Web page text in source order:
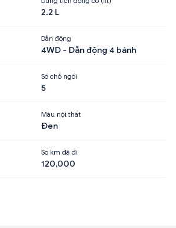
2.2 L
Dẫn động
4WD - Dẫn động 4 bánh
Số chỗ ngồi
5
Màu nội thất
Đen
Số km đã đi
120,000